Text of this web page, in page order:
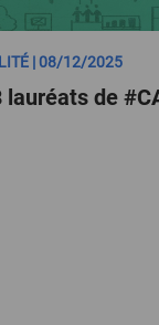
| 08/12/2025
lauréats de